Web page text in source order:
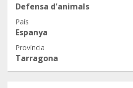
Defensa d'animals
País
Espanya
Província
Tarragona